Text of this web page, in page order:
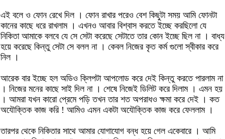
এই বলে ও ফোন রেখে দিল । ফোন রাখার পরেও বেশ কিছুটা সময় আমি ফোনটা
কানের কাছে ধরে রাখলাম । এখনও আবার বিশ্বাস করতে ইচ্ছে করছিলো যে
নিকিতা আমাকে বলবে যে সে সেটা করেছে সেটাতে তার কোন ইচ্ছে ছিল না । বাধ্য
হয়ে করেছে কিন্তু সেটা সে বলল না । কেবল নিজের কৃত কর্ম গুলো স্বীকার করে
নিল ।
আরেক বার ইচ্ছে হল অডিও ক্লিপটা আপলোড করে দেই কিন্তু করতে পারলাম না
। নিজের মনের কাছে সাই দিল না । শেষে নিজেই ডিলিট করে দিলাম । এমন হয়
। আমরা যখন কারো প্রেমে পড়ি তখন তার শত অপরাধও ক্ষমা করে দেই । কত
অযৌক্তিক কাজ করি ! আমিও এমন একটা অযৌক্তিক কাজ করে ফেললাম ।
তারপর থেকে নিকিতার সাথে আমার যোগাযোগ বন্ধ হয়ে গেল একেবারে । আমি